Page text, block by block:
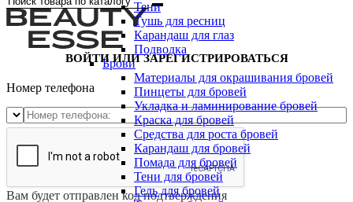
Тени
Тушь для ресниц
Карандаш для глаз
Подводка
Брови
Материалы для окрашивания бровей
Пинцеты для бровей
Укладка и ламинирование бровей
Краска для бровей
Средства для роста бровей
Карандаш для бровей
Помада для бровей
Тени для бровей
Гель для бровей
ВОЙТИ ИЛИ ЗАРЕГИСТРИРОВАТЬСЯ
Номер телефона
Вам будет отправлен код подтверждения